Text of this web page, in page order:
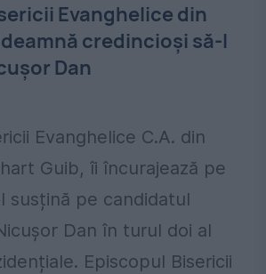
Evanghelice din
credincioşi să-l
Dan
Evanghelice C.A. din
Guib, îi încurajează pe
susțină pe candidatul
Dan în turul doi al
Episcopul Bisericii